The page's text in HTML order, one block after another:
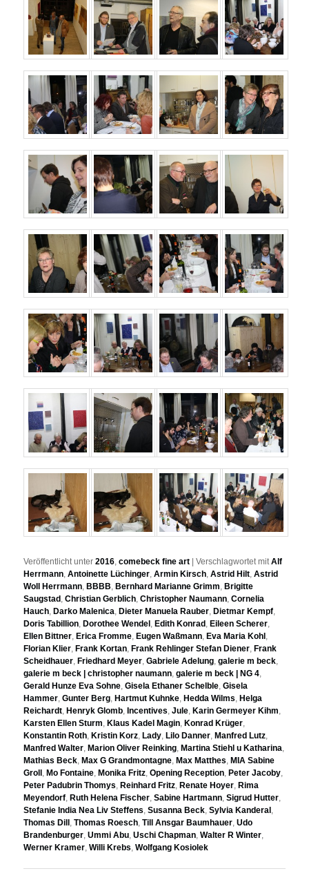
Veröffentlicht unter 2016,comebeck fine art |Verschlagwortet mit Alf
Herrmann,Antoinette Lüchinger,Armin Kirsch,Astrid Hilt,Astrid
Woll Herrmann,BBBB,Bernhard Marianne Grimm,Brigitte
Saugstad,Christian Gerblich,Christopher Naumann,Cornelia
Hauch,Darko Malenica,Dieter Manuela Rauber,Dietmar Kempf,
Doris Tabillion,Dorothee Wendel,Edith Konrad,Eileen Scherer,
Ellen Bittner,Erica Fromme,Eugen Waßmann,Eva Maria Kohl,
Florian Klier,Frank Kortan,Frank Rehlinger Stefan Diener,Frank
Scheidhauer,Friedhard Meyer,Gabriele Adelung,galerie m beck,
galerie m beck | christopher naumann,galerie m beck | NG 4,
Gerald Hunze Eva Sohne,Gisela Ethaner Schelble,Gisela
Hammer,Gunter Berg,Hartmut Kuhnke,Hedda Wilms,Helga
Reichardt,Henryk Glomb,Incentives,Jule,Karin Germeyer Kihm,
Karsten Ellen Sturm,Klaus Kadel Magin,Konrad Krüger,
Konstantin Roth,Kristin Korz,Lady,Lilo Danner,Manfred Lutz,
Manfred Walter,Marion Oliver Reinking,Martina Stiehl u Katharina,
Mathias Beck,Max G Grandmontagne,Max Matthes,MIA Sabine
Groll,Mo Fontaine,Monika Fritz,Opening Reception,Peter Jacoby,
Peter Padubrin Thomys,Reinhard Fritz,Renate Hoyer,Rima
Meyendorf,Ruth Helena Fischer,Sabine Hartmann,Sigrud Hutter,
Stefanie India Nea Liv Steffens,Susanna Beck,Sylvia Kanderal,
Thomas Dill,Thomas Roesch,Till Ansgar Baumhauer,Udo
Brandenburger,Ummi Abu,Uschi Chapman,Walter R Winter,
Werner Kramer,Willi Krebs,Wolfgang Kosiolek